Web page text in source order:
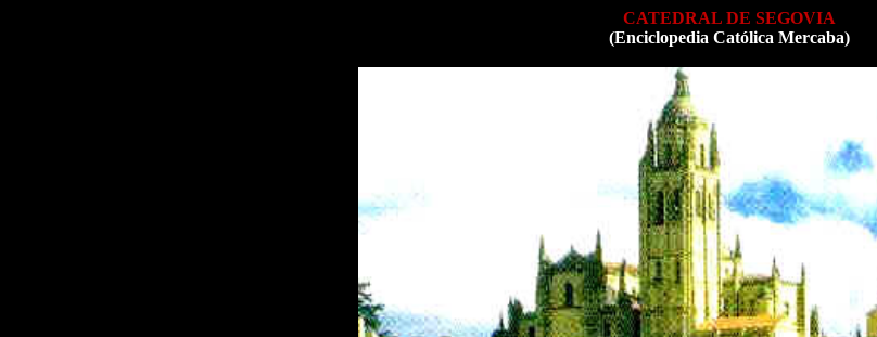
CATEDRAL DE SEGOVIA
(Enciclopedia Católica Mercaba)